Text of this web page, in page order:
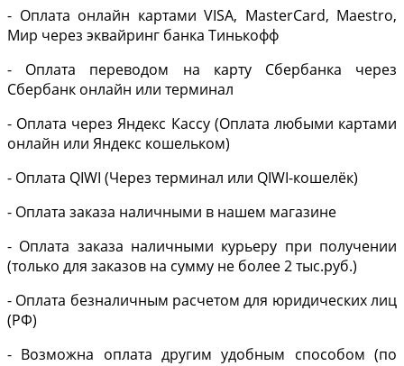
- Оплата онлайн картами VISA, MasterCard, Maestro,
Мир через эквайринг банка Тинькофф
- Оплата переводом на карту Сбербанка через
Сбербанк онлайн или терминал
- Оплата через Яндекс Кассу (Оплата любыми картами
онлайн или Яндекс кошельком)
- Оплата QIWI (Через терминал или QIWI-кошелёк)
- Оплата заказа наличными в нашем магазине
- Оплата заказа наличными курьеру при получении
(только для заказов на сумму не более 2 тыс.руб.)
- Оплата безналичным расчетом для юридических лиц
(РФ)
- Возможна оплата другим удобным способом (по